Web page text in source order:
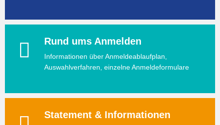
Rund ums Anmelden
Informationen über Anmeldeablaufplan,
Auswahlverfahren, einzelne Anmeldeformulare
Statement & Informationen